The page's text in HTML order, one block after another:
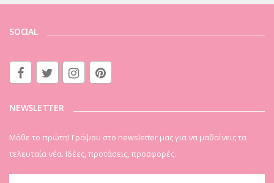
SOCIAL
NEWSLETTER
Μάθε το πρώτη! Γράψου στο newsletter μας για να μαθαίνεις τα
τελευταία νέα. Ιδέες, προτάσεις, προσφορές.